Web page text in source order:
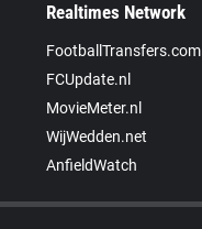
Realtimes Network
FootballTransfers.com
FCUpdate.nl
MovieMeter.nl
WijWedden.net
AnfieldWatch